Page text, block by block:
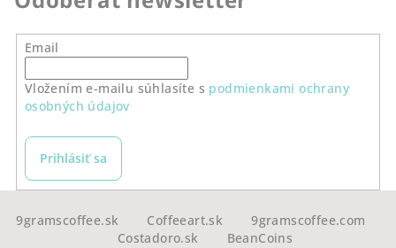
Email
Vložením e-mailu súhlasíte s podmienkami ochrany
osobných údajov
Prihlásiť sa
9gramscoffee.sk Coffeeart.sk
9gramscoffee.com
Costadoro.sk
BeanCoins